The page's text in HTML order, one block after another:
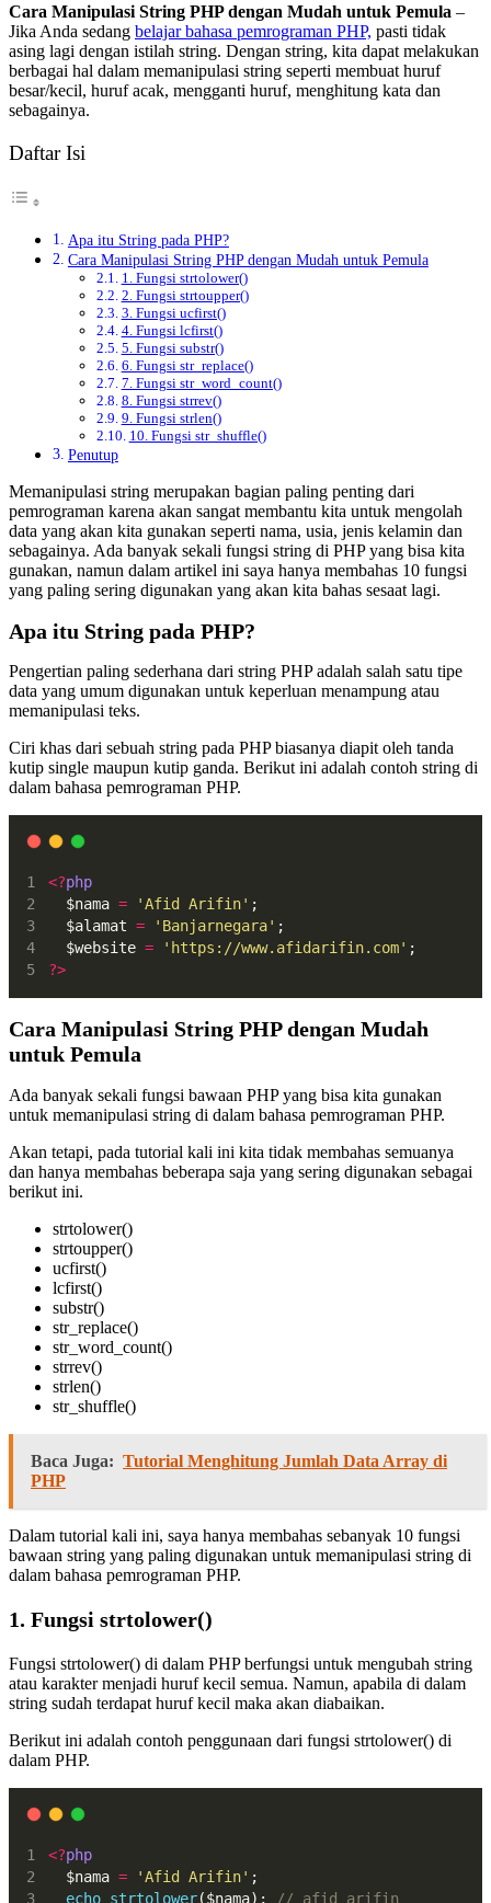
Cara Manipulasi String PHP dengan Mudah untuk Pemula –
Jika Anda sedang belajar bahasa pemrograman PHP, pasti tidak
asing lagi dengan istilah string. Dengan string, kita dapat melakukan
berbagai hal dalam memanipulasi string seperti membuat huruf
besar/kecil, huruf acak, mengganti huruf, menghitung kata dan
sebagainya.
Daftar Isi
Apa itu String pada PHP?
Cara Manipulasi String PHP dengan Mudah untuk Pemula
1. Fungsi strtolower()
2. Fungsi strtoupper()
3. Fungsi ucfirst()
4. Fungsi lcfirst()
5. Fungsi substr()
6. Fungsi str_replace()
7. Fungsi str_word_count()
8. Fungsi strrev()
9. Fungsi strlen()
10. Fungsi str_shuffle()
Penutup
Memanipulasi string merupakan bagian paling penting dari
pemrograman karena akan sangat membantu kita untuk mengolah
data yang akan kita gunakan seperti nama, usia, jenis kelamin dan
sebagainya. Ada banyak sekali fungsi string di PHP yang bisa kita
gunakan, namun dalam artikel ini saya hanya membahas 10 fungsi
yang paling sering digunakan yang akan kita bahas sesaat lagi.
Apa itu String pada PHP?
Pengertian paling sederhana dari string PHP adalah salah satu tipe
data yang umum digunakan untuk keperluan menampung atau
memanipulasi teks.
Ciri khas dari sebuah string pada PHP biasanya diapit oleh tanda
kutip single maupun kutip ganda. Berikut ini adalah contoh string di
dalam bahasa pemrograman PHP.
<?php
  $nama
= 'Afid Arifin' ;
  $alamat
= 'Banjarnegara' ;
  $website
= 'https://www.afidarifin.com' ;
?>
Cara Manipulasi String PHP dengan Mudah
untuk Pemula
Ada banyak sekali fungsi bawaan PHP yang bisa kita gunakan
untuk memanipulasi string di dalam bahasa pemrograman PHP.
Akan tetapi, pada tutorial kali ini kita tidak membahas semuanya
dan hanya membahas beberapa saja yang sering digunakan sebagai
berikut ini.
strtolower()
strtoupper()
ucfirst()
lcfirst()
substr()
str_replace()
str_word_count()
strrev()
strlen()
str_shuffle()
Baca Juga: Tutorial Menghitung Jumlah Data Array di
PHP
Dalam tutorial kali ini, saya hanya membahas sebanyak 10 fungsi
bawaan string yang paling digunakan untuk memanipulasi string di
dalam bahasa pemrograman PHP.
1. Fungsi strtolower()
Fungsi strtolower() di dalam PHP berfungsi untuk mengubah string
atau karakter menjadi huruf kecil semua. Namun, apabila di dalam
string sudah terdapat huruf kecil maka akan diabaikan.
Berikut ini adalah contoh penggunaan dari fungsi strtolower() di
dalam PHP.
<?php
  $nama
= 'Afid Arifin' ;
echo strtolower($nama); // afid arifin